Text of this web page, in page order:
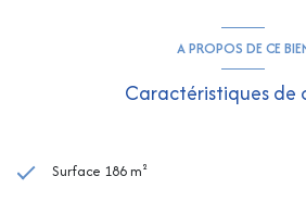
A PROPOS DE CE
Caractéristiques de
Surface 186 m²